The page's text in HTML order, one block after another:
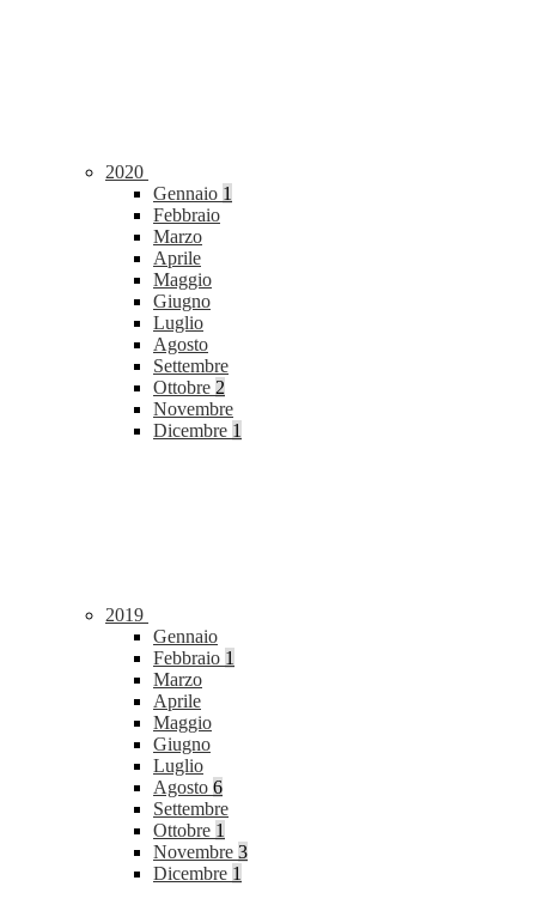
2020
Gennaio 1
Febbraio
Marzo
Aprile
Maggio
Giugno
Luglio
Agosto
Settembre
Ottobre 2
Novembre
Dicembre 1
2019
Gennaio
Febbraio 1
Marzo
Aprile
Maggio
Giugno
Luglio
Agosto 6
Settembre
Ottobre 1
Novembre 3
Dicembre 1